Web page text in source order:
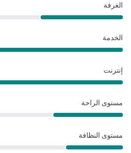
الغرفة
الخدمة
إنترنت
مستوى الراحة
مستوى النظافة